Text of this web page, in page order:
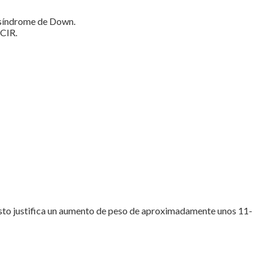
de Down.
justifica un aumento de peso de aproximadamente unos 11-